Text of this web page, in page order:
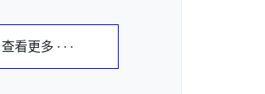
查看更多 · · ·